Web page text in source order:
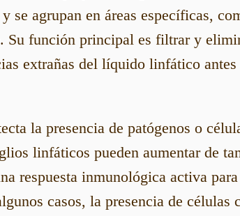
se agrupan en áreas específicas,
Su función principal es filtrar y
extrañas del líquido linfático antes
la presencia de patógenos o
linfáticos pueden aumentar de
respuesta inmunológica activa
casos, la presencia de células